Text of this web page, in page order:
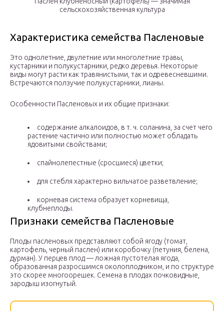
сельскохозяйственная культура
Характеристика семейства Пасленовые
Это однолетние, двулетние или многолетние травы,
кустарники и полукустарники, редко деревья. Некоторые
виды могут расти как травянистыми, так и одревесневшими.
Встречаются ползучие полукустарники, лианы.
Особенности Пасленовых и их общие признаки:
содержание алкалоидов, в т. ч. соланина, за счет чего
растение частично или полностью может обладать
ядовитыми свойствами;
спайнолепестные (сросшиеся) цветки;
для стебля характерно вильчатое разветвление;
корневая система образует корневища,
клубнеплоды.
Признаки семейства Пасленовые
Плоды пасленовых представляют собой ягоду (томат,
картофель, черный паслен) или коробочку (петуния, белена,
дурман). У перцев плод — ложная пустотелая ягода,
образованная разросшимся околоплодником, и по структуре
это скорее многоорешек. Семена в плодах почковидные,
зародыш изогнутый.